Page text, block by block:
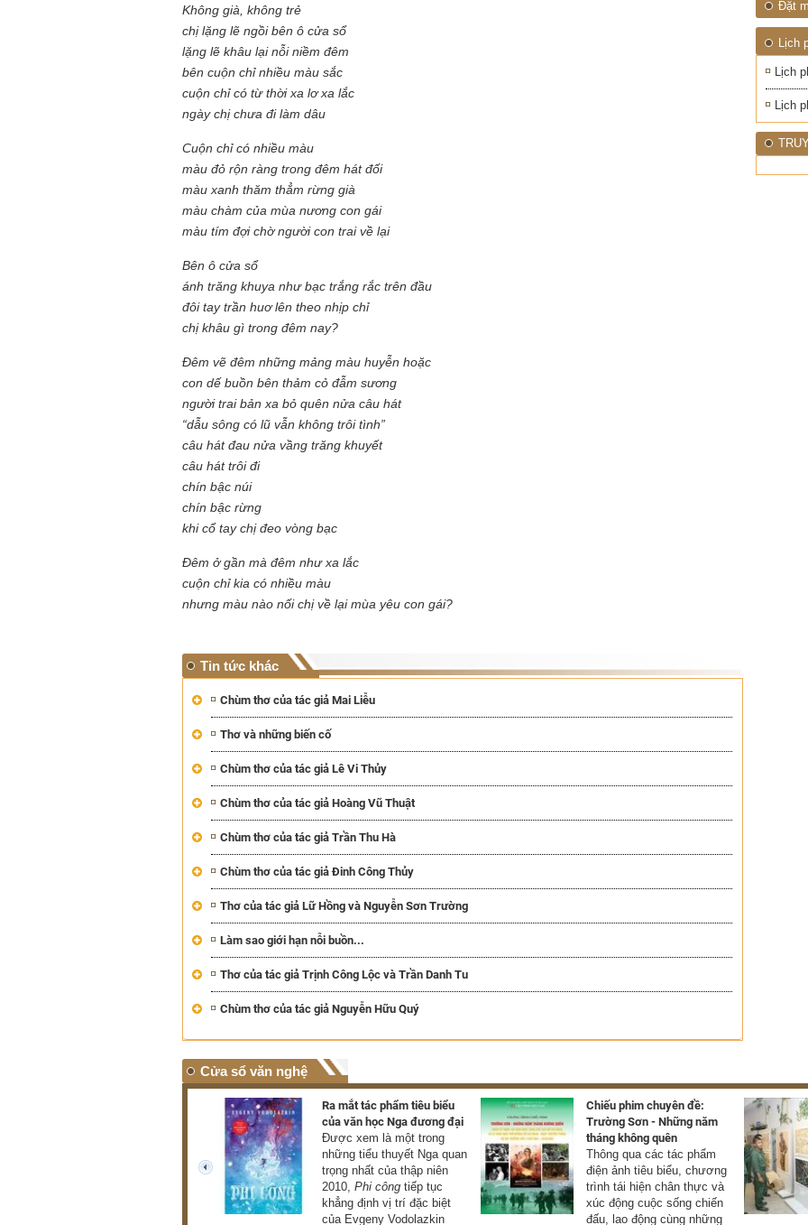
Không già, không trẻ
chị lặng lẽ ngồi bên ô cửa sổ
lặng lẽ khâu lại nỗi niềm đêm
bên cuộn chỉ nhiều màu sắc
cuộn chỉ có từ thời xa lơ xa lắc
ngày chị chưa đi làm dâu
Cuộn chỉ có nhiều màu
màu đỏ rộn ràng trong đêm hát đối
màu xanh thăm thẳm rừng già
màu chàm của mùa nương con gái
màu tím đợi chờ người con trai về lại
Bên ô cửa sổ
ánh trăng khuya như bạc trắng rắc trên đầu
đôi tay trần huơ lên theo nhịp chỉ
chị khâu gì trong đêm nay?
Đêm vẽ đêm những mảng màu huyễn hoặc
con dế buồn bên thảm cỏ đẫm sương
người trai bản xa bỏ quên nửa câu hát
“dẫu sông có lũ vẫn không trôi tình”
câu hát đau nửa vầng trăng khuyết
câu hát trôi đi
chín bậc núi
chín bậc rừng
khi cổ tay chị đeo vòng bạc
Đêm ở gần mà đêm như xa lắc
cuộn chỉ kia có nhiều màu
nhưng màu nào nối chị về lại mùa yêu con gái?
Tin tức khác
Chùm thơ của tác giả Mai Liễu
Thơ và những biến cố
Chùm thơ của tác giả Lê Vi Thủy
Chùm thơ của tác giả Hoàng Vũ Thuật
Chùm thơ của tác giả Trần Thu Hà
Chùm thơ của tác giả Đinh Công Thủy
Thơ của tác giả Lữ Hồng và Nguyễn Sơn Trường
Làm sao giới hạn nỗi buồn...
Thơ của tác giả Trịnh Công Lộc và Trần Danh Tu
Chùm thơ của tác giả Nguyễn Hữu Quý
NHIỆT
ĐỚI"
Đặt
Lịch
Lịch
Lịch
Cửa sổ văn nghệ
phẩm tiêu biểu thuộc nhiều
Ra mắt tác phẩm tiêu biểu
của văn học Nga đương đại
Được xem là một trong
những tiểu thuyết Nga quan
trọng nhất của thập niên
2010, Phi công tiếp tục
khẳng định vị trí đặc biệt
của Evgeny Vodolazkin
Chiếu phim chuyên đề:
Trường Sơn - Những năm
tháng không quên
Thông qua các tác phẩm
điện ảnh tiêu biểu, chương
trình tái hiện chân thực và
xúc động cuộc sống chiến
đấu, lao động cùng những
prev